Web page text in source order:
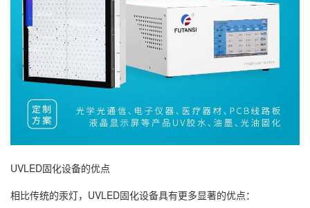
UVLED固化设备的优点
相比传统的汞灯，UVLED固化设备具有更多显著的优点：